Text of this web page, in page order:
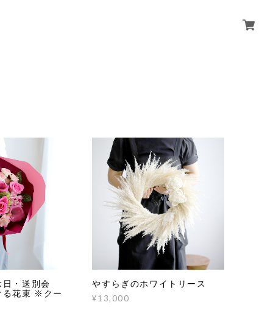
・送別会
る花束 ※クー
やすらぎのホワイトリース
¥13,000